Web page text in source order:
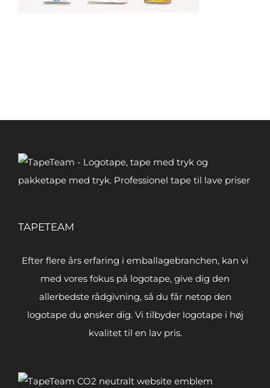
TAPETEAM
Efter flere års erfaring i emballagebranchen, kan vi
med vores fokus på logotape, give dig den
allerbedste rådgivning, så du får netop den
logotape du ønsker dig. Vi tilbyder logotape i høj
kvalitet til en lav pris.